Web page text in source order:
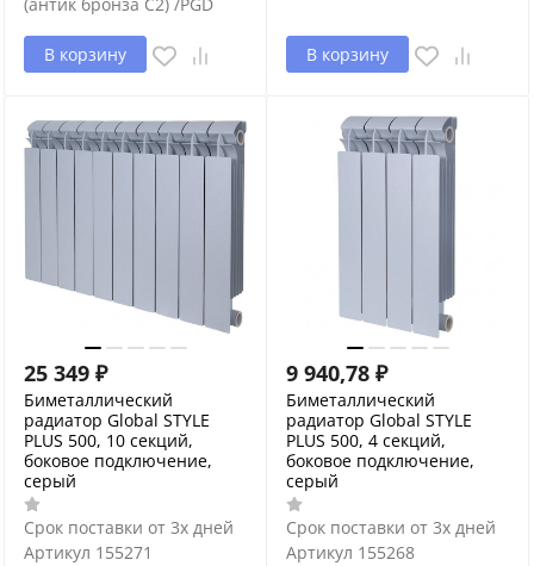
В корзину В корзину
25 349 ₽
Биметаллический
радиатор Global STYLE
PLUS 500, 10 секций,
боковое подключение,
серый
Срок поставки от 3х дней
Артикул 155271
9 940,78 ₽
Биметаллический
радиатор Global STYLE
PLUS 500, 4 секций,
боковое подключение,
серый
Срок поставки от 3х дней
Артикул 155268